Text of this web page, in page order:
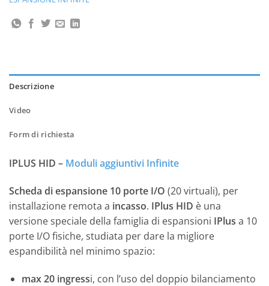
Descrizione
Video
Form di richiesta
IPLUS HID – Moduli aggiuntivi Infinite
Scheda di espansione 10 porte I/O (20 virtuali), per
installazione remota a incasso. IPlus HID è una
versione speciale della famiglia di espansioni IPlus a 10
porte I/O fisiche, studiata per dare la migliore
espandibilità nel minimo spazio:
max 20 ingressi, con l’uso del doppio bilanciamento